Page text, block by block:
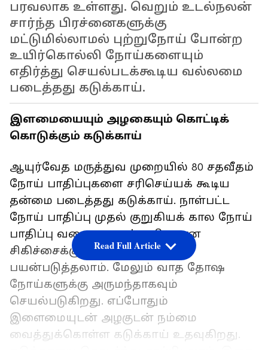
பரவலாக உள்ளது. வெறும் உடல்நலன்
சார்ந்த பிரச்னைகளுக்கு
மட்டுமில்லாமல் புற்றுநோய் போன்ற
உயிர்கொல்லி நோய்களையும்
எதிர்த்து செயல்படக்கூடிய வல்லமை
படைத்தது கடுக்காய்.
இளமையையும் அழகையும் கொட்டிக்
கொடுக்கும் கடுக்காய்
ஆயுர்வேத மருத்துவ முறையில் 80 சதவீதம்
நோய் பாதிப்புகளை சரிசெய்யக் கூடிய
தன்மை படைத்தது கடுக்காய். நாள்பட்ட
நோய் பாதிப்பு முதல் குறுகியக் கால நோய்
பாதிப்பு வரை அனைத்துவிதமான
சிகிச்சைக்கும் கடுக்காயை
பயன்படுத்தலாம். மேலும் வாத தோஷ
நோய்களுக்கு அருமந்தாகவும்
செயல்படுகிறது. எப்போதும்
இளைமையுடன் அழகுடன் நம்மை
வைத்துக்கொள்ள கடுக்காய் உதவுகிறது.
Read Full Article